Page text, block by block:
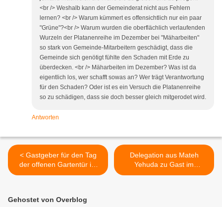
<br /> Weshalb kann der Gemeinderat nicht aus Fehlern
lernen? <br /> Warum kümmert es offensichtlich nur ein paar
"Grüne"?<br /> Warum wurden die oberflächlich verlaufenden
Wurzeln der Platanenreihe im Dezember bei "Mäharbeiten"
so stark von Gemeinde-Mitarbeitern geschädigt, dass die
Gemeinde sich genötigt fühlte den Schaden mit Erde zu
überdecken. <br /> Mäharbeiten im Dezember? Was ist da
eigentlich los, wer schafft sowas an? Wer trägt Verantwortung
für den Schaden? Oder ist es ein Versuch die Platanenreihe
so zu schädigen, dass sie doch besser gleich mitgerodet wird.
Antworten
< Gastgeber für den Tag
der offenen Gartentür im
Juni 2026 im Landkreis
2026!
Delegation aus Mateh
Yehuda zu Gast im
Landkreis Würzburg -
Gehostet von Overblog